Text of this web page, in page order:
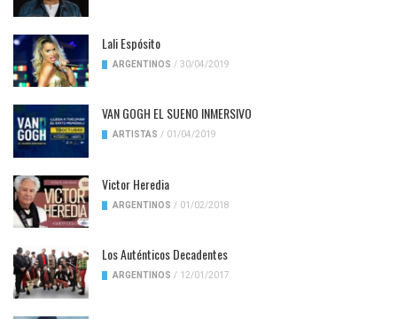
Lali Espósito
ARGENTINOS / 30/04/2019
VAN GOGH EL SUENO INMERSIVO
ARTISTAS / 01/04/2019
Victor Heredia
ARGENTINOS / 01/02/2018
Los Auténticos Decadentes
ARGENTINOS / 12/01/2017